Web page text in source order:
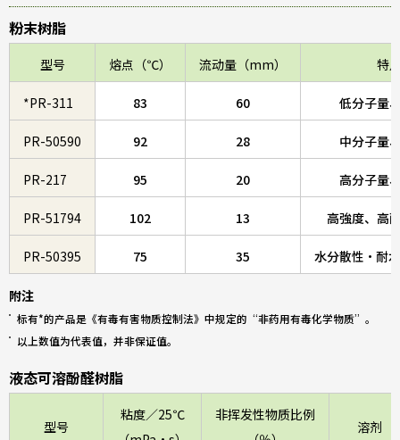
粉末树脂
型号 熔点（℃） 流动量（mm） 特
*PR-311 83 60 低分子量
PR-50590 92 28 中分子量
PR-217 95 20 高分子量
PR-51794 102 13 高強度、高
PR-50395 75 35 水分散性・耐
附注
标有*的产品是《有毒有害物质控制法》中规定的“非药用有毒化学物质”。
以上数值为代表值，并非保证值。
液态可溶酚醛树脂
型号
粘度／25℃
非挥发性物质比例
溶剂